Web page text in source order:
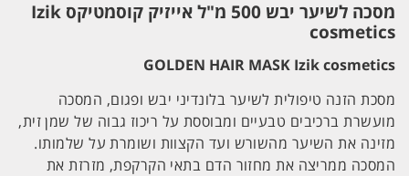
קוסמטיקס
Izik
cosmetics
מסכה לשיער יבש 500 מ"ל אייזיק קוסמטיקס Izik
cosmetics
GOLDEN HAIR MASK Izik cosmetics
מסכת הזנה טיפולית לשיער בלונדיני יבש ופגום, המסכה
מועשרת ברכיבים טבעיים ומבוססת על ריכוז גבוה של שמן זית,
מזינה את השיער מהשורש ועד הקצוות ושומרת על שלמותו.
המסכה ממריצה את מחזור הדם בתאי הקרקפת, מזרזת את